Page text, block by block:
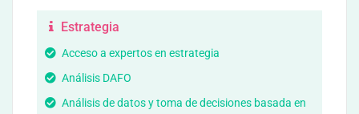
Estrategia
Acceso a expertos en estrategia
Análisis DAFO
Análisis de datos y toma de decisiones basada en